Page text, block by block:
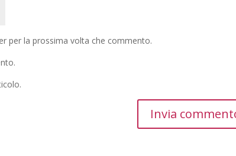
per la prossima volta che commento.